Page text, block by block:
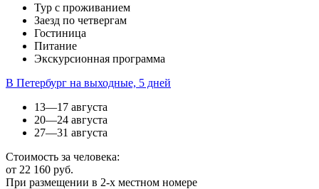
Тур с проживанием
Заезд по четвергам
Гостиница
Питание
Экскурсионная программа
В Петербург на выходные, 5 дней
13—17 августа
20—24 августа
27—31 августа
Стоимость за человека:
от 22 160 руб.
При размещении в 2-х местном номере